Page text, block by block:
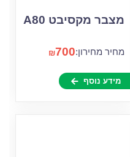
מצבר מקסיבט A80
מחיר מחירון: ₪700
מידע נוסף